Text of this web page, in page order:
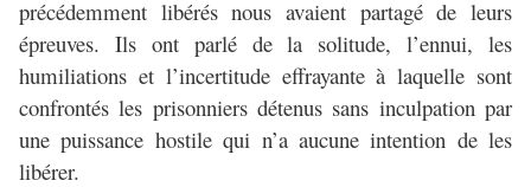
précédemment libérés nous avaient partagé de leurs
épreuves. Ils ont parlé de la solitude, l’ennui, les
humiliations et l’incertitude effrayante à laquelle sont
confrontés les prisonniers détenus sans inculpation par
une puissance hostile qui n’a aucune intention de les
libérer.